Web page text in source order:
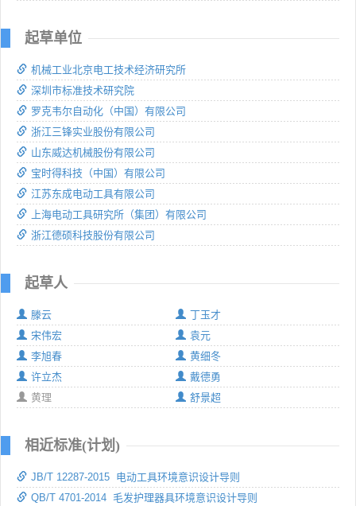
起草单位
机械工业北京电工技术经济研究所
深圳市标准技术研究院
罗克韦尔自动化（中国）有限公司
浙江三锋实业股份有限公司
山东威达机械股份有限公司
宝时得科技（中国）有限公司
江苏东成电动工具有限公司
上海电动工具研究所（集团）有限公司
浙江德硕科技股份有限公司
起草人
滕云
丁玉才
宋伟宏
袁元
李旭春
黄细冬
许立杰
戴德勇
黄理
舒景超
相近标准(计划)
JB/T 12287-2015 电动工具环境意识设计导则
QB/T 4701-2014 毛发护理器具环境意识设计导则